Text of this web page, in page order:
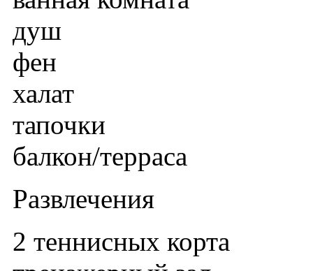
душ
фен
халат
тапочки
балкон/терраса
Развлечения
2 теннисных корта